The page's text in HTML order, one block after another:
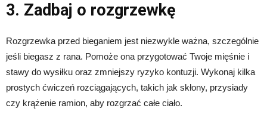
3. Zadbaj o rozgrzewkę
Rozgrzewka przed bieganiem jest niezwykle ważna, szczególnie
jeśli biegasz z rana. Pomoże ona przygotować Twoje mięśnie i
stawy do wysiłku oraz zmniejszy ryzyko kontuzji. Wykonaj kilka
prostych ćwiczeń rozciągających, takich jak skłony, przysiady
czy krążenie ramion, aby rozgrzać całe ciało.